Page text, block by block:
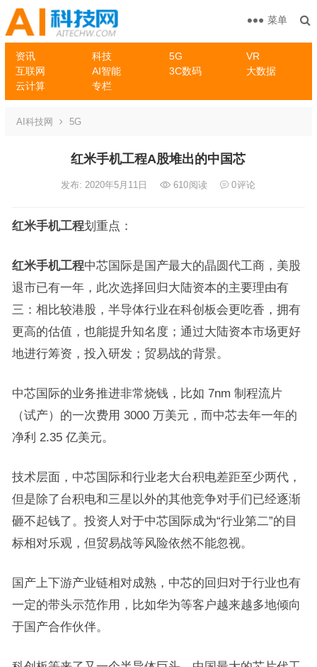
资讯 科技 5G
VR
互联网
AI智能 3C数码
大数据
云计算
专栏
菜单
AI科技网 5G
红米手机工程A股堆出的中国芯
发布: 2020年5月11日 610阅读 0评论
红米手机工程划重点：
红米手机工程中芯国际是国产最大的晶圆代工商，美股
退市已有一年，此次选择回归大陆资本的主要理由有
三：相比较港股，半导体行业在科创板会更吃香，拥有
更高的估值，也能提升知名度；通过大陆资本市场更好
地进行筹资，投入研发；贸易战的背景。
中芯国际的业务推进非常烧钱，比如 7nm 制程流片
（试产）的一次费用 3000 万美元，而中芯去年一年的
净利 2.35 亿美元。
技术层面，中芯国际和行业老大台积电差距至少两代，
但是除了台积电和三星以外的其他竞争对手们已经逐渐
砸不起钱了。投资人对于中芯国际成为“行业第二”的目
标相对乐观，但贸易战等风险依然不能忽视。
国产上下游产业链相对成熟，中芯的回归对于行业也有
一定的带头示范作用，比如华为等客户越来越多地倾向
于国产合作伙伴。